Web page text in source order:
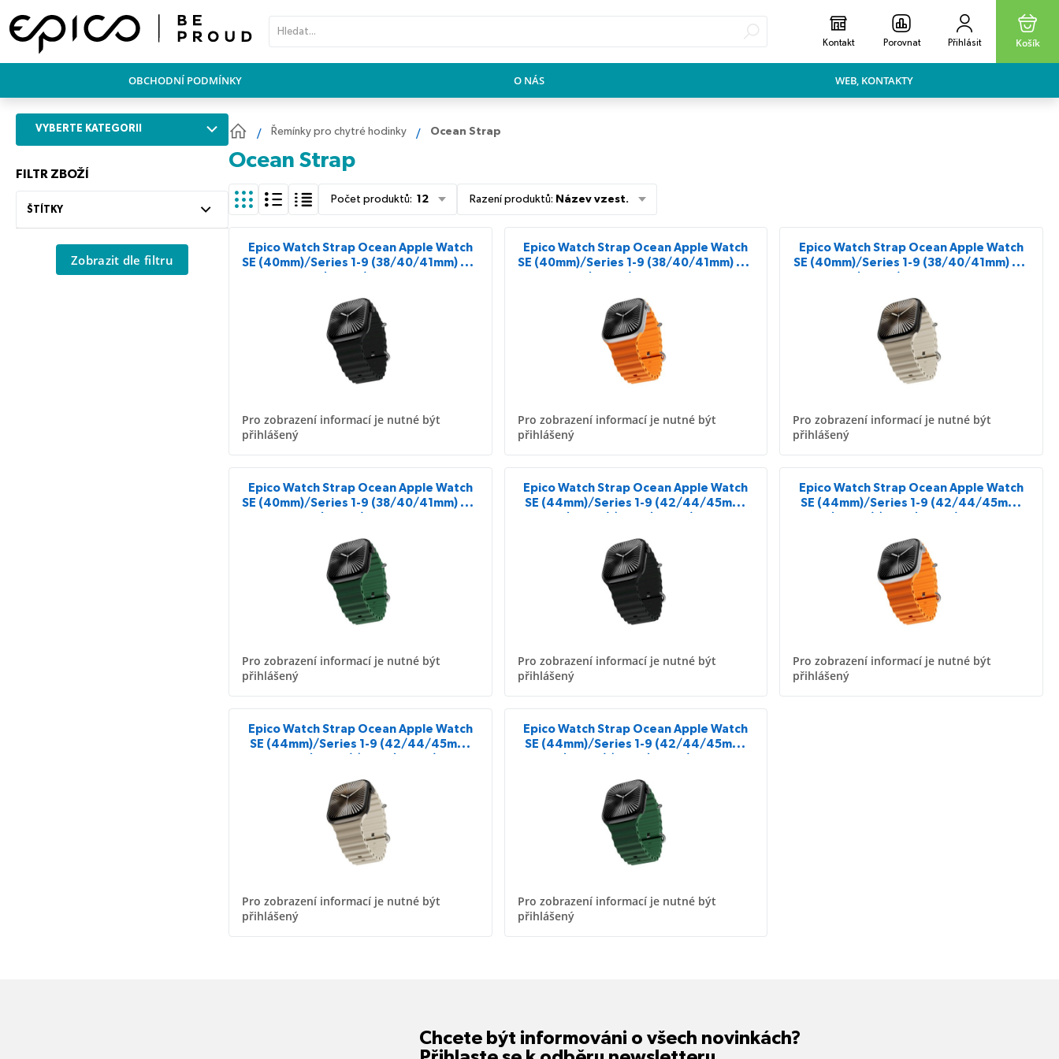
Kontakt Porovnat Přihlásit Košík
OBCHODNÍ PODMÍNKY O NÁS WEB, KONTAKTY
VYBERTE KATEGORII
FILTR ZBOŽÍ
ŠTÍTKY
Zobrazit dle filtru
Řemínky pro chytré hodinky Ocean Strap
Ocean Strap
Počet produktů: 12 Řazení produktů: Název vzest.
Epico Watch Strap Ocean Apple Watch
SE (40mm)/Series 1-9 (38/40/41mm) 10-
Pro zobrazení informací je nutné být
přihlášený
Epico Watch Strap Ocean Apple Watch
SE (40mm)/Series 1-9 (38/40/41mm) 10-
Pro zobrazení informací je nutné být
přihlášený
Epico Watch Strap Ocean Apple Watch
SE (40mm)/Series 1-9 (38/40/41mm) 10-
Pro zobrazení informací je nutné být
přihlášený
Epico Watch Strap Ocean Apple Watch
SE (40mm)/Series 1-9 (38/40/41mm) 10-
Pro zobrazení informací je nutné být
přihlášený
Epico Watch Strap Ocean Apple Watch
SE (44mm)/Series 1-9 (42/44/45mm)
Pro zobrazení informací je nutné být
přihlášený
Epico Watch Strap Ocean Apple Watch
SE (44mm)/Series 1-9 (42/44/45mm)
Pro zobrazení informací je nutné být
přihlášený
Epico Watch Strap Ocean Apple Watch
SE (44mm)/Series 1-9 (42/44/45mm)
Pro zobrazení informací je nutné být
přihlášený
Epico Watch Strap Ocean Apple Watch
SE (44mm)/Series 1-9 (42/44/45mm)
Pro zobrazení informací je nutné být
přihlášený
Chcete být informováni o všech novinkách?